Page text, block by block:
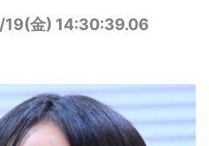
19(金) 14:30:39.06